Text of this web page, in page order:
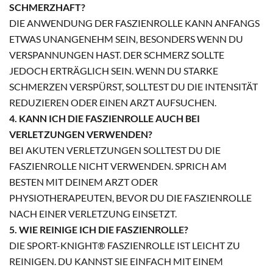
SCHMERZHAFT?
DIE ANWENDUNG DER FASZIENROLLE KANN ANFANGS
ETWAS UNANGENEHM SEIN, BESONDERS WENN DU
VERSPANNUNGEN HAST. DER SCHMERZ SOLLTE
JEDOCH ERTRÄGLICH SEIN. WENN DU STARKE
SCHMERZEN VERSPÜRST, SOLLTEST DU DIE INTENSITÄT
REDUZIEREN ODER EINEN ARZT AUFSUCHEN.
4. KANN ICH DIE FASZIENROLLE AUCH BEI
VERLETZUNGEN VERWENDEN?
BEI AKUTEN VERLETZUNGEN SOLLTEST DU DIE
FASZIENROLLE NICHT VERWENDEN. SPRICH AM
BESTEN MIT DEINEM ARZT ODER
PHYSIOTHERAPEUTEN, BEVOR DU DIE FASZIENROLLE
NACH EINER VERLETZUNG EINSETZT.
5. WIE REINIGE ICH DIE FASZIENROLLE?
DIE SPORT-KNIGHT® FASZIENROLLE IST LEICHT ZU
REINIGEN. DU KANNST SIE EINFACH MIT EINEM